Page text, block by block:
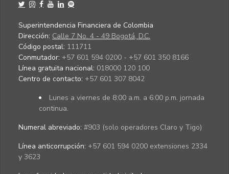
Superintendencia Financiera de Colombia
Dirección: Calle 7 No. 4 - 49 Bogotá, D.C.
Código postal: 111711
Conmutador: +57 601 594 0200 - +57 601 350 8166
Línea gratuita nacional: 018000 120 100
Centro de contacto: +57 601 307 8042
Lunes a viernes de 8:00 a.m. a 6:00 p.m. jornada
continua.
Numeral abreviado: #903 (solo operadores Claro y Tigo)
Línea anticorrupción: +57 601 594 0200 extensiones 2334
y 3623